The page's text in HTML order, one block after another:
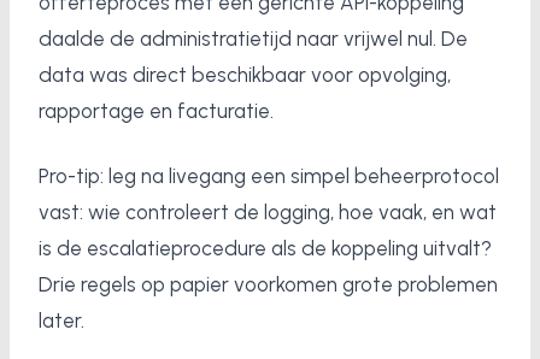
daalde de administratietijd naar vrijwel nul. De
data was direct beschikbaar voor opvolging,
rapportage en facturatie.
Pro-tip: leg na livegang een simpel beheerprotocol
vast: wie controleert de logging, hoe vaak, en wat
is de escalatieprocedure als de koppeling uitvalt?
Drie regels op papier voorkomen grote problemen
later.